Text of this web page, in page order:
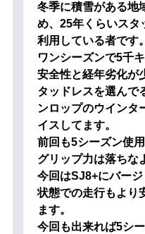
冬季に積雪がある地
め、25年くらいスタ
利用している者です。
ワンシーズンで5千
安全性と経年劣化が
タッドレスを選んで
ンロップのウインタ
イスしてます。
前回も5シーズン使
グリップ力は落ちな
今回はSJ8+にバー
状態での走行もより
ます。
今回も出来れば5シ